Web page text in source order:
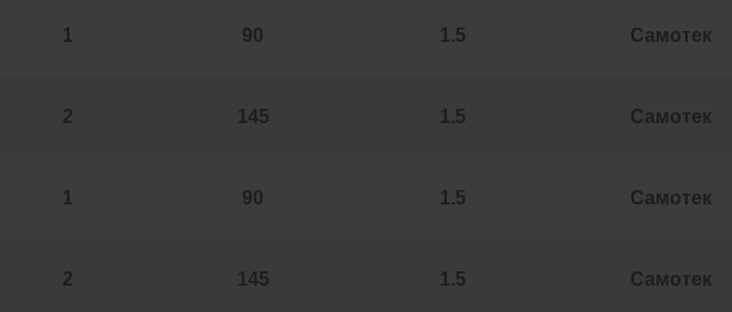
1 90 1.5 Самотек
2 145 1.5 Самотек
1 90 1.5 Самотек
2 145 1.5 Самотек